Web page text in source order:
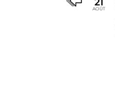
AOÛT